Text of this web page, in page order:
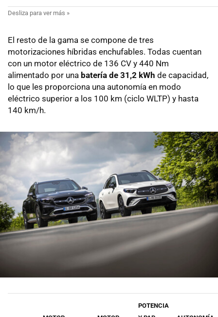
El resto de la gama se compone de tres
motorizaciones híbridas enchufables. Todas cuentan
con un motor eléctrico de 136 CV y 440 Nm
alimentado por una batería de 31,2 kWh de capacidad,
lo que les proporciona una autonomía en modo
eléctrico superior a los 100 km (ciclo WLTP) y hasta
140 km/h.
POTENCIA